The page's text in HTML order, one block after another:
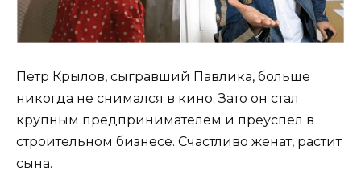
Петр Крылов, сыгравший Павлика, больше
никогда не снимался в кино. Зато он стал
крупным предпринимателем и преуспел в
строительном бизнесе. Счастливо женат, растит
сына.